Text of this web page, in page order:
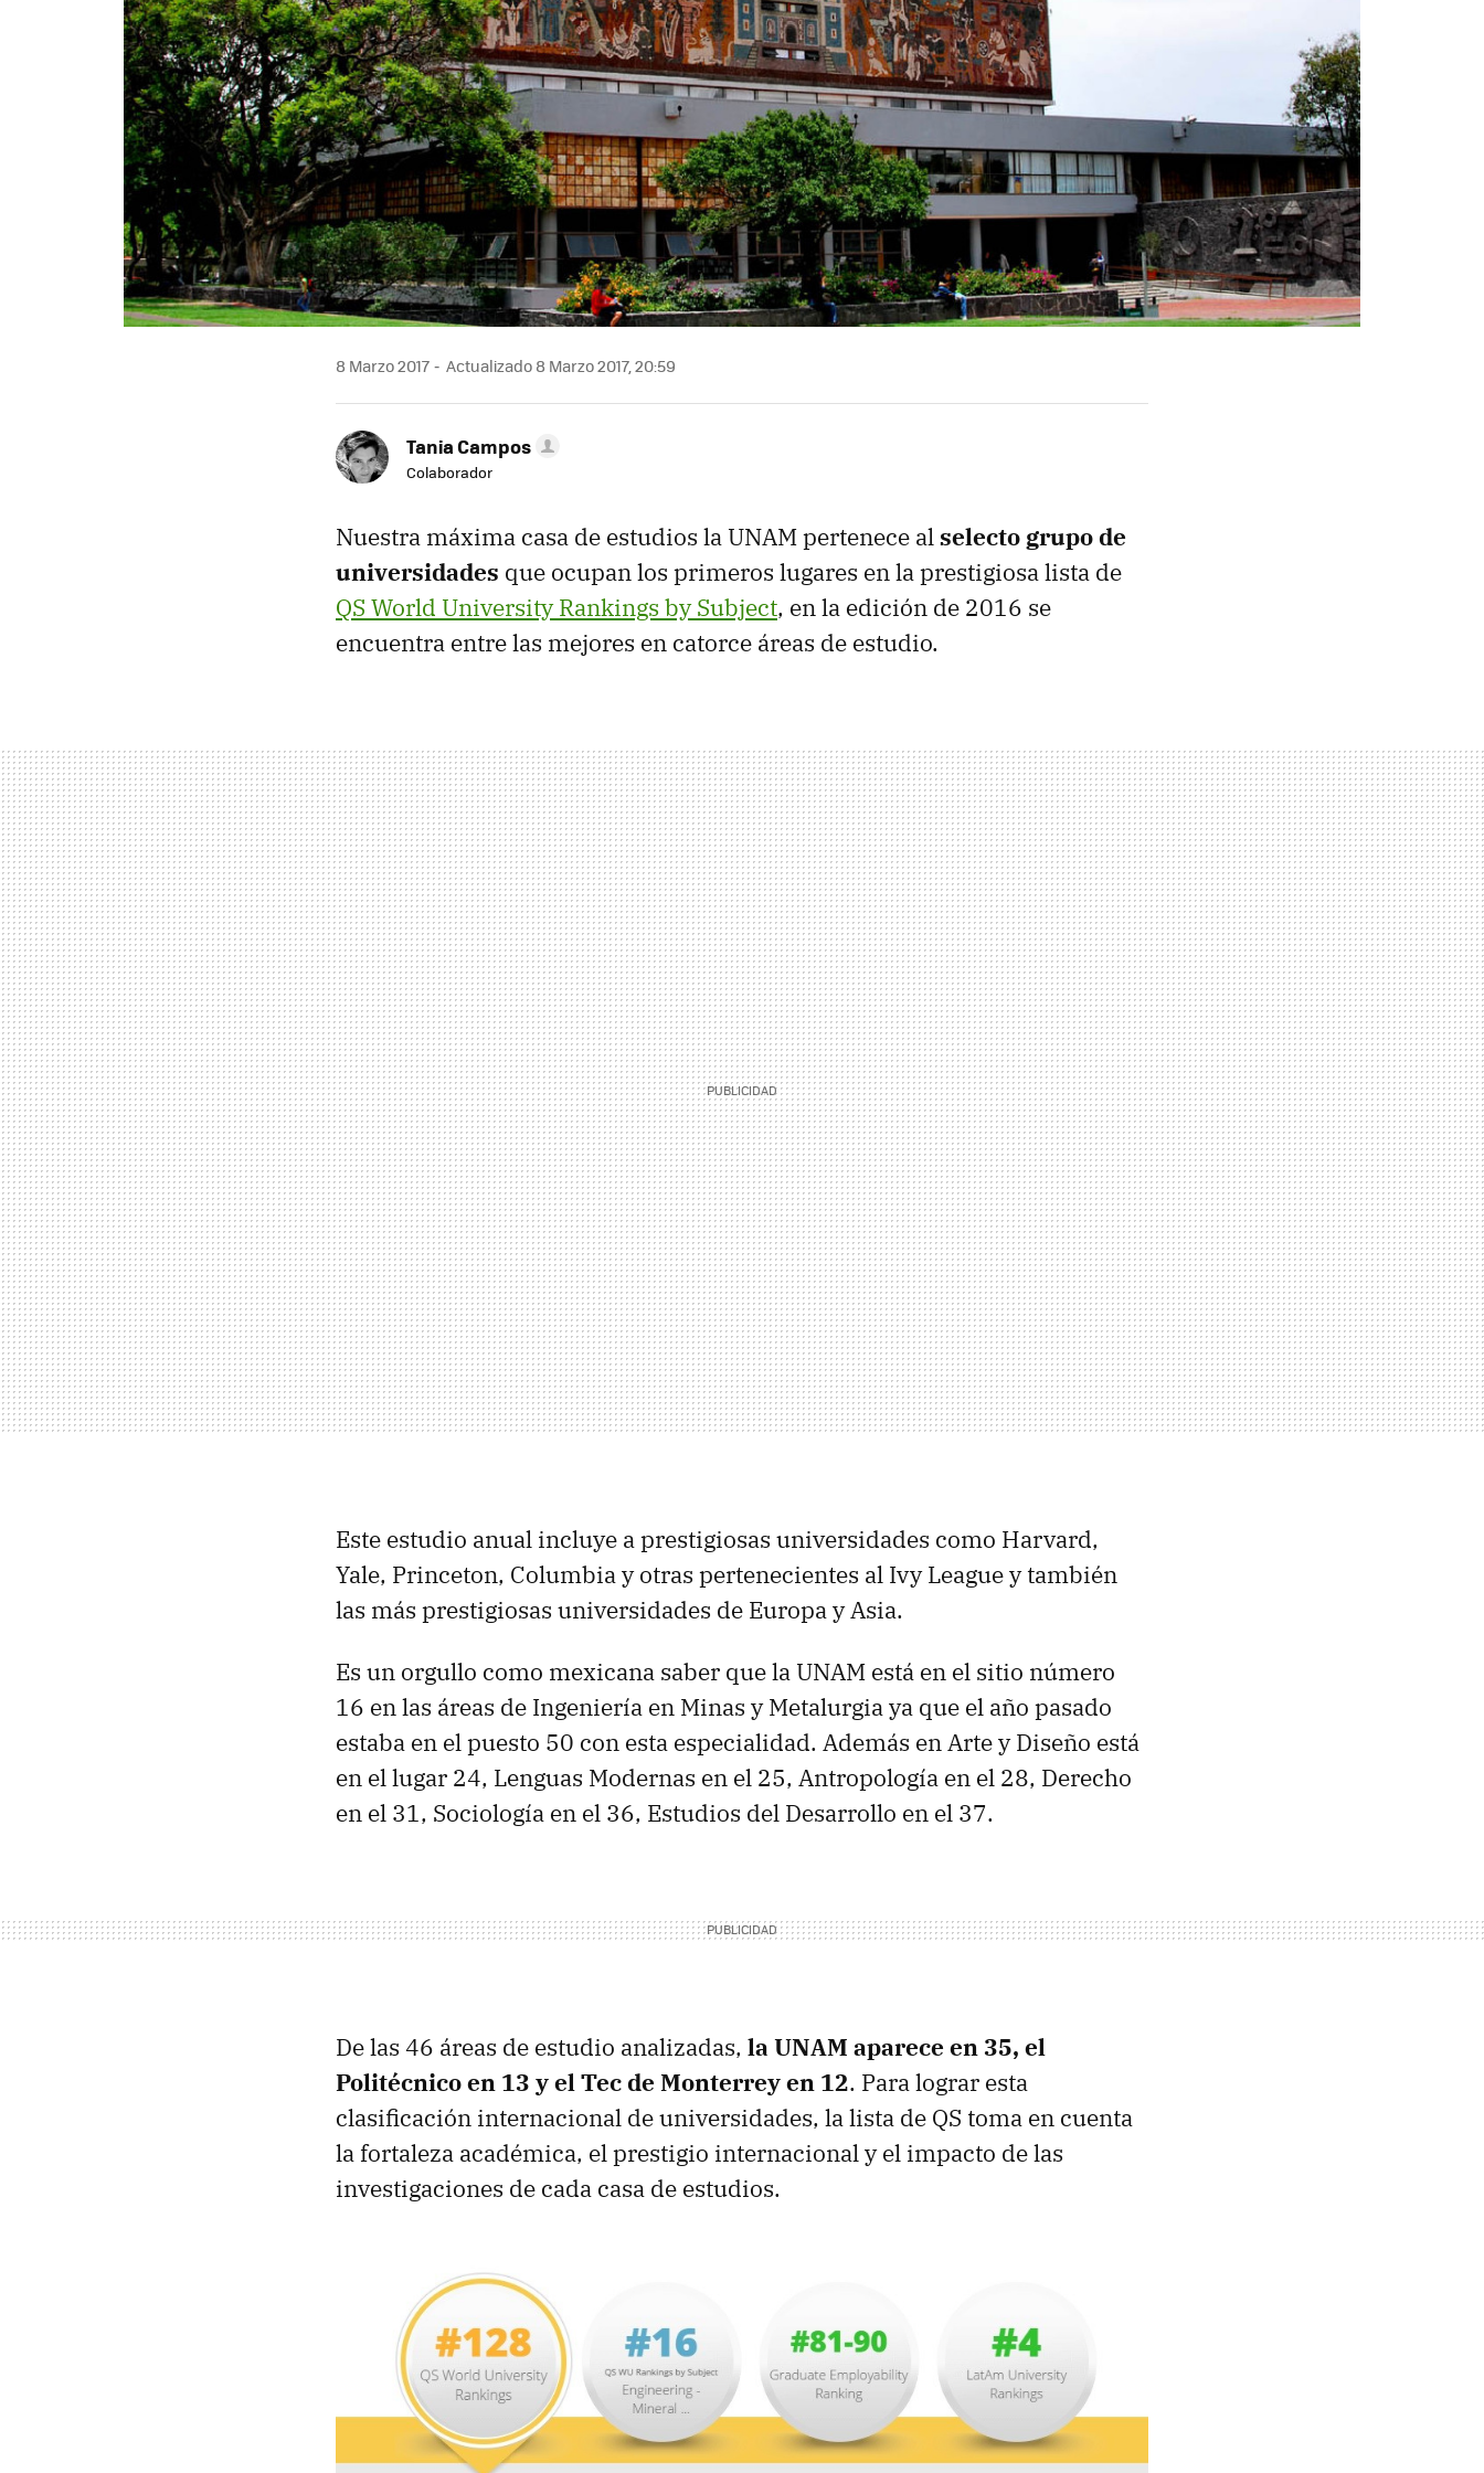
8 Marzo 2017 Actualizado 8 Marzo 2017, 20:59
Tania Campos
Colaborador
Nuestra máxima casa de estudios la UNAM pertenece alselecto grupo de
universidades que ocupan los primeros lugares en la prestigiosa lista de
QS World University Rankings by Subject, en la edición de 2016 se
encuentra entre las mejores en catorce áreas de estudio.
Este estudio anual incluye a prestigiosas universidades como Harvard,
Yale, Princeton, Columbia y otras pertenecientes al Ivy League y también
las más prestigiosas universidades de Europa y Asia.
Es un orgullo como mexicana saber que la UNAM está en el sitio número
16 en las áreas de Ingeniería en Minas y Metalurgia ya que el año pasado
estaba en el puesto 50 con esta especialidad. Además en Arte y Diseño está
en el lugar 24, Lenguas Modernas en el 25, Antropología en el 28, Derecho
en el 31, Sociología en el 36, Estudios del Desarrollo en el 37.
De las 46 áreas de estudio analizadas, la UNAM aparece en 35, el
Politécnico en 13 y el Tec de Monterrey en 12. Para lograr esta
clasificación internacional de universidades, la lista de QS toma en cuenta
la fortaleza académica, el prestigio internacional y el impacto de las
investigaciones de cada casa de estudios.